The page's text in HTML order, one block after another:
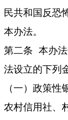
民共和国反恐
本办法。
第二条 本办
法设立的下列
（一）政策性
农村信用社、